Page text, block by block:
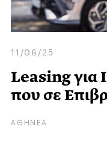
11/06/25
Leasing για
που σε
ΑΘΗΝΕΑ